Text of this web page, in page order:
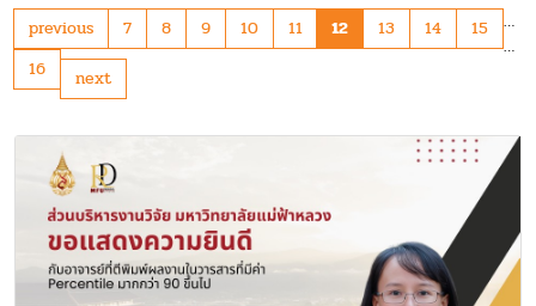
previous …
7 8 9 10 11 12 13 14
15
16
…
next